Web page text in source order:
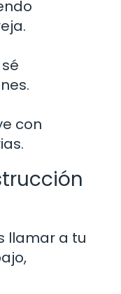
con
llamar a tu